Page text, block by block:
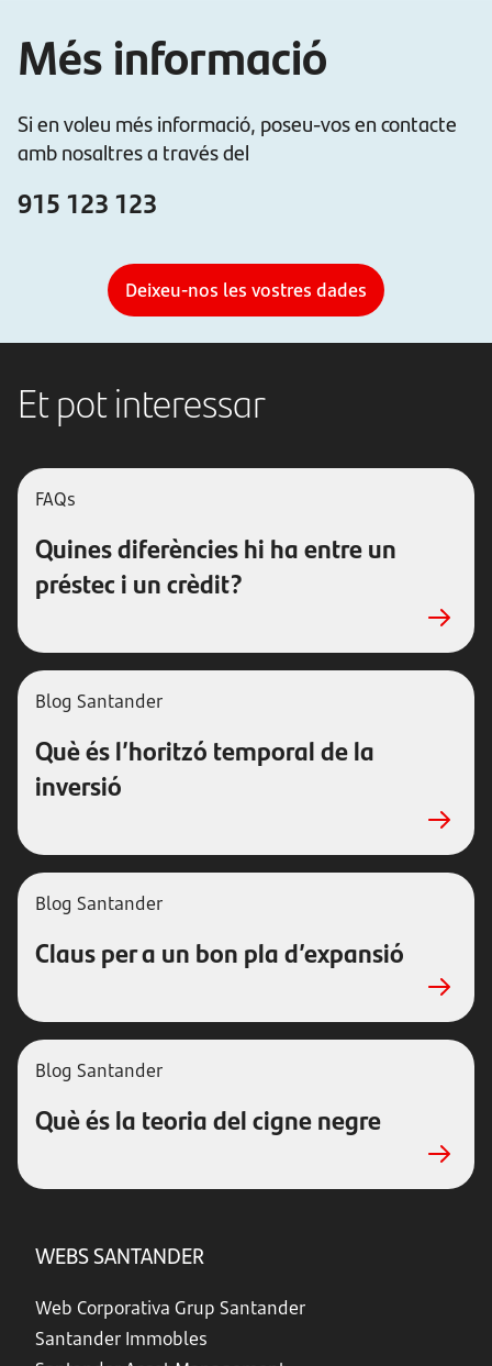
Més informació
Si en voleu més informació, poseu-vos en contacte
amb nosaltres a través del
915 123 123
Deixeu-nos les vostres dades
Et pot interessar
FAQs
Quines diferències hi ha entre un
préstec i un crèdit?
Blog Santander
Què és l’horitzó temporal de la
inversió
Blog Santander
Claus per a un bon pla d’expansió
Blog Santander
Què és la teoria del cigne negre
WEBS SANTANDER
Web Corporativa Grup Santander
Santander Immobles